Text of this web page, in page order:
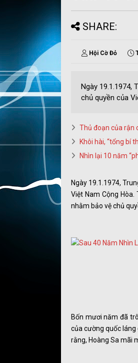
SHARE:
Hội Cờ Đỏ
Ngày 19.1.1974,
chủ quyền của
Thủ đoạn của rận
Khôi hài, “tổng bí
Nhìn lại 10 năm
Ngày 19.1.1974,
Việt Nam Cộng
nhằm bảo vệ chủ
Bốn mươi năm đã
của cường quốc
rằng, Hoàng Sa mãi